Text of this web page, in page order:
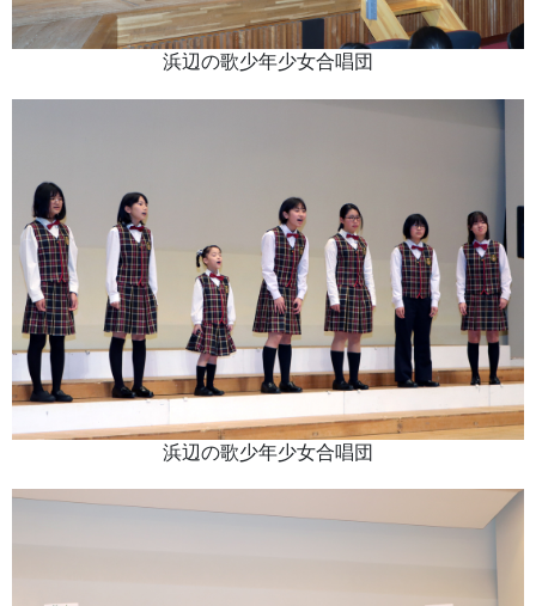
浜辺の歌少年少女合唱団
浜辺の歌少年少女合唱団